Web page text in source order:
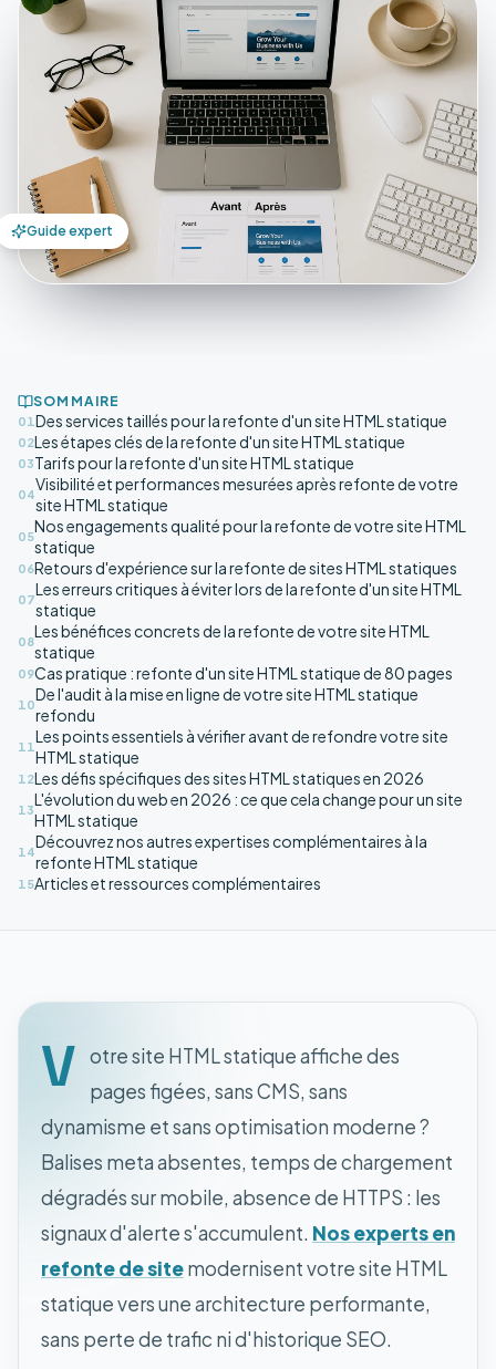
Guide expert
SOMMAIRE
01 Des services taillés pour la refonte d'un site HTML statique
02Les étapes clés de la refonte d'un site HTML statique
03Tarifs pour la refonte d'un site HTML statique
04
Visibilité et performances mesurées après refonte de votre
site HTML statique
05
Nos engagements qualité pour la refonte de votre site HTML
statique
06Retours d'expérience sur la refonte de sites HTML statiques
07
Les erreurs critiques à éviter lors de la refonte d'un site HTML
statique
08
Les bénéfices concrets de la refonte de votre site HTML
statique
09Cas pratique : refonte d'un site HTML statique de 80 pages
10
De l'audit à la mise en ligne de votre site HTML statique
refondu
11
Les points essentiels à vérifier avant de refondre votre site
HTML statique
12Les défis spécifiques des sites HTML statiques en 2026
13
L'évolution du web en 2026 : ce que cela change pour un site
HTML statique
14
Découvrez nos autres expertises complémentaires à la
refonte HTML statique
15Articles et ressources complémentaires
V otre site HTML statique affiche des
pages figées, sans CMS, sans
dynamisme et sans optimisation moderne ?
Balises meta absentes, temps de chargement
dégradés sur mobile, absence de HTTPS : les
signaux d'alerte s'accumulent. Nos experts en
refonte de sitemodernisent votre site HTML
statique vers une architecture performante,
sans perte de trafic ni d'historique SEO.